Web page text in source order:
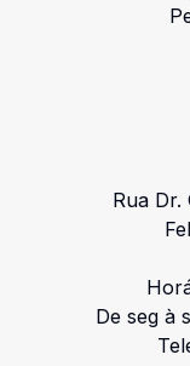
Rua Dr.
De seg à